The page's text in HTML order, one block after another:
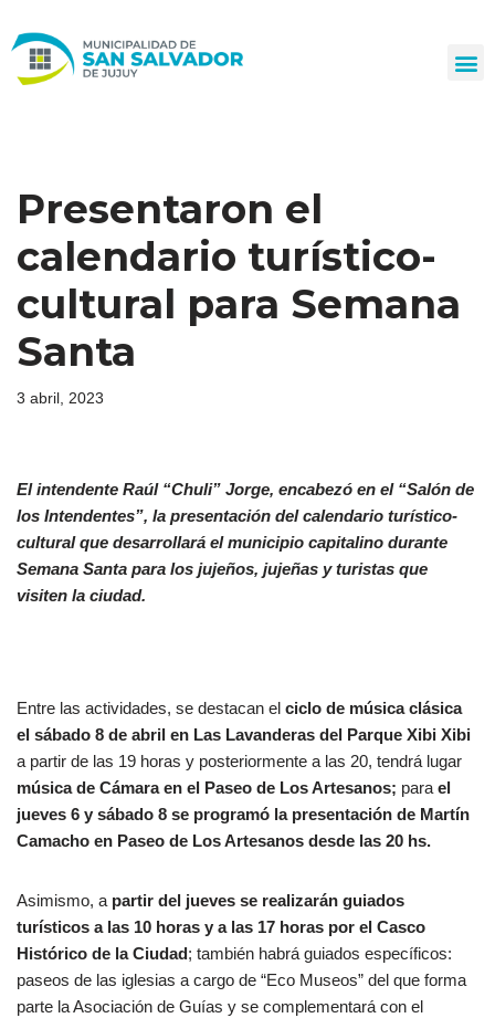
al
Presentaron el
calendario turístico-
cultural para Semana
Santa
3 abril, 2023
El intendente Raúl “Chuli” Jorge, encabezó en el “Salón de
los Intendentes”, la presentación del calendario turístico-
cultural que desarrollará el municipio capitalino durante
Semana Santa para los jujeños, jujeñas y turistas que
visiten la ciudad.
Entre las actividades, se destacan el ciclo de música clásica
el sábado 8 de abril en Las Lavanderas del Parque Xibi Xibi
a partir de las 19 horas y posteriormente a las 20, tendrá lugar
música de Cámara en el Paseo de Los Artesanos; para el
jueves 6 y sábado 8 se programó la presentación de Martín
Camacho en Paseo de Los Artesanos desde las 20 hs.
Asimismo, a partir del jueves se realizarán guiados
turísticos a las 10 horas y a las 17 horas por el Casco
Histórico de la Ciudad; también habrá guiados específicos:
paseos de las iglesias a cargo de “Eco Museos” del que forma
parte la Asociación de Guías y se complementará con el